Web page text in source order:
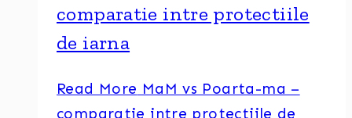
comparatie intre protectiile
de iarna
Read More MaM vs Poarta-ma –
comparatie intre protectiile de